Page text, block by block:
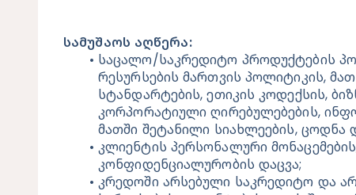
სამუშაოს აღწერა:
საცალო/საკრედიტო პროდუქტების
რესურსების მართვის პოლიტიკის,
სტანდარტების, ეთიკის კოდექსის,
კორპორატიული ღირებულებების,
მათში შეტანილი სიახლეების, ცოდნა
კლიენტის პერსონალური
კონფიდენციალურობის დაცვა;
კრედოში არსებული საკრედიტო და